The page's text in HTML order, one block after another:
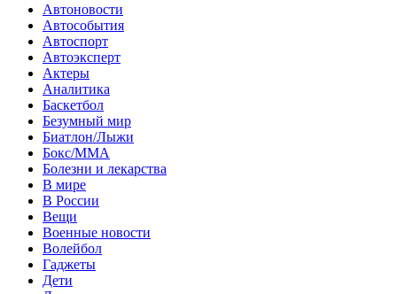
Автоновости
Автособытия
Автоспорт
Автоэксперт
Актеры
Аналитика
Баскетбол
Безумный мир
Биатлон/Лыжи
Бокс/MMA
Болезни и лекарства
В мире
В России
Вещи
Военные новости
Волейбол
Гаджеты
Дети